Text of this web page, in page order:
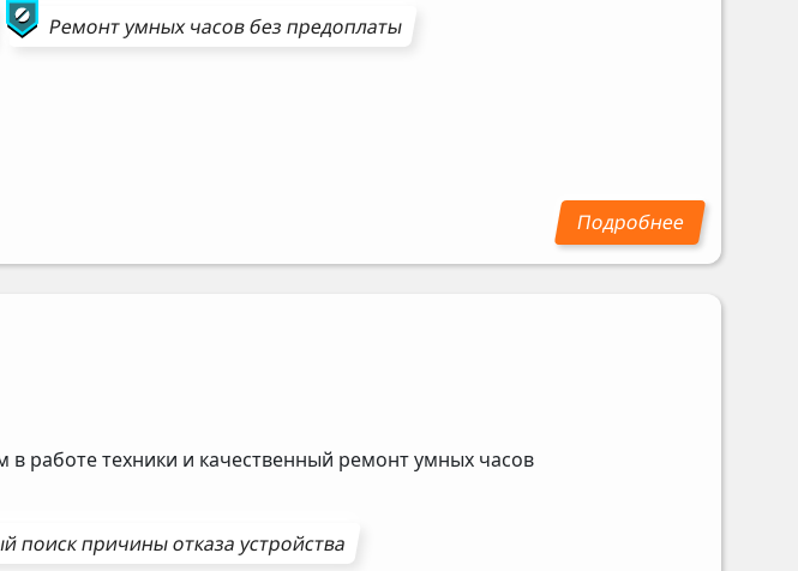
Ремонтумных часовбез предоплаты
работе техники и качественный ремонт умных часов
поиск причины отказа устройства